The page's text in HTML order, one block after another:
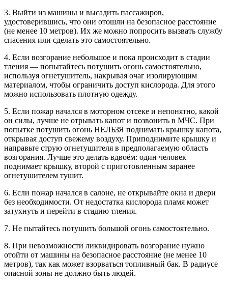
3. Выйти из машины и высадить пассажиров,
удостоверившись, что они отошли на безопасное расстояние
(не менее 10 метров). Их же можно попросить вызвать службу
спасения или сделать это самостоятельно.
4. Если возгорание небольшое и пока происходит в стадии
тления — попытайтесь потушить огонь самостоятельно,
используя огнетушитель, накрывая очаг изолирующим
материалом, чтобы ограничить доступ кислорода. Для этого
можно использовать плотную одежду.
5. Если пожар начался в моторном отсеке и непонятно, какой
он силы, лучше не отрывать капот и позвонить в МЧС. При
попытке потушить огонь НЕЛЬЗЯ поднимать крышку капота,
открывая доступ свежему воздуху. Приподнимите крышку и
направьте струю огнетушителя в предполагаемую область
возгорания. Лучше это делать вдвоём: один человек
поднимает крышку, второй с приготовленным заранее
огнетушителем тушит.
6. Если пожар начался в салоне, не открывайте окна и двери
без необходимости. От недостатка кислорода пламя может
затухнуть и перейти в стадию тления.
7. Не пытайтесь потушить большой огонь самостоятельно.
8. При невозможности ликвидировать возгорание нужно
отойти от машины на безопасное расстояние (не менее 10
метров), так как может взорваться топливный бак. В радиусе
опасной зоны не должно быть людей.